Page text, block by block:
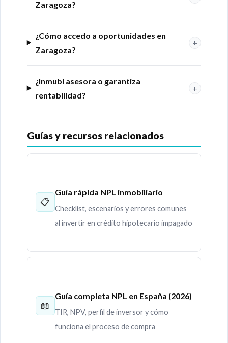
Zaragoza?
¿Cómo accedo a oportunidades en
Zaragoza?
+
¿Inmubi asesora o garantiza
rentabilidad?
+
Guías y recursos relacionados
📋
Guía rápida NPL inmobiliario
Checklist, escenarios y errores comunes
al invertir en crédito hipotecario impagado
📖
Guía completa NPL en España (2026)
TIR, NPV, perfil de inversor y cómo
funciona el proceso de compra